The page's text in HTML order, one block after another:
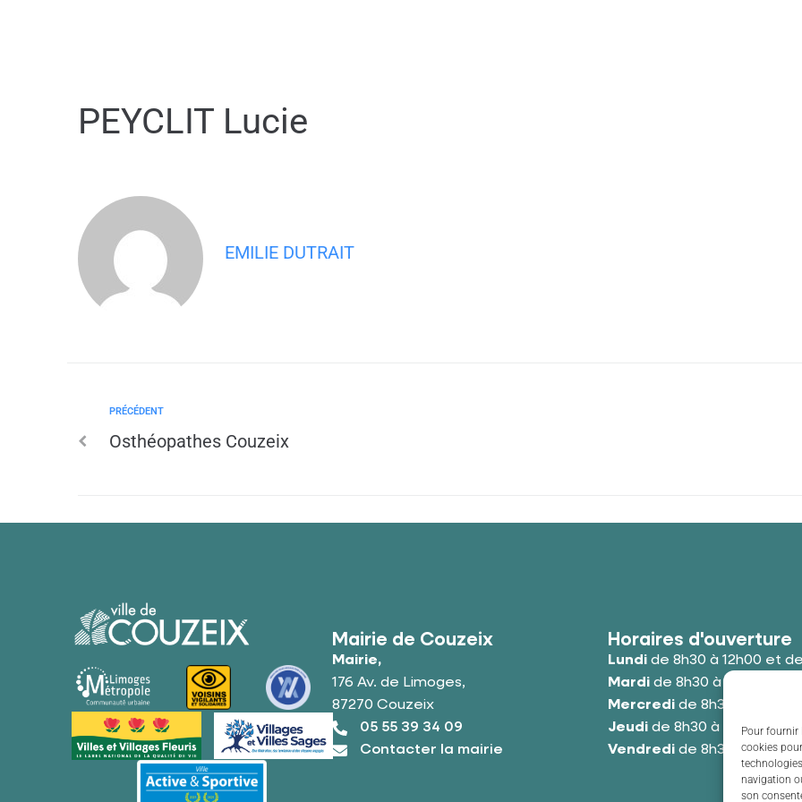
Pour fournir
cookies
navigation
son
PEYCLIT Lucie
EMILIE DUTRAIT
PRÉCÉDENT
Osthéopathes Couzeix
Mairie de Couzeix
Mairie,
176 Av. de Limoges,
87270 Couzeix
05 55 39 34 09
Contacter la mairie
Horaires d'ouverture
Lundide 8h30 à 12h00 et de
Mardide 8h30 à 12h00 et de
Mercredide 8h30 à 12h00
Jeudide 8h30 à 12h00 et
Vendredide 8h30 à 12h00